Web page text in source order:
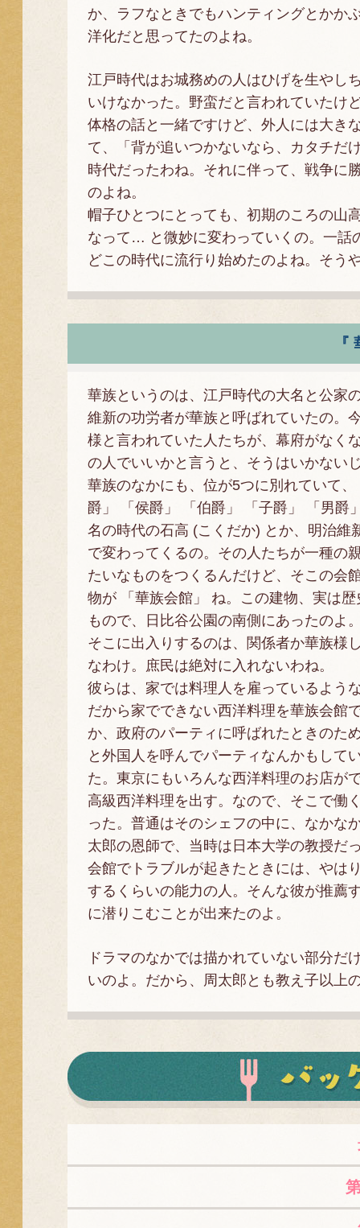
か、ラフなときでもハンティングとかか
洋化だと思ってたのよね。
江戸時代はお城務めの人はひげを生やし
いけなかった。野蛮だと言われていたけ
体格の話と一緒ですけど、外人には大き
て、「背が追いつかないなら、カタチだ
時代だったわね。それに伴って、戦争に
のよね。
帽子ひとつにとっても、初期のころの山
なって… と微妙に変わっていくの。一話
どこの時代に流行り始めたのよね。そう
華族というのは、江戸時代の大名と公家
維新の功労者が華族と呼ばれていたの。
様と言われていた人たちが、幕府がなく
の人でいいかと言うと、そうはいかない
華族のなかにも、位が5つに別れていて、
爵」 「侯爵」 「伯爵」 「子爵」 「男爵
名の時代の石高 (こくだか) とか、明治維
で変わってくるの。その人たちが一種の
たいなものをつくるんだけど、そこの会
物が 「華族会館」 ね。この建物、実は
もので、日比谷公園の南側にあったのよ
そこに出入りするのは、関係者か華族様
なわけ。庶民は絶対に入れないわね。
彼らは、家では料理人を雇っているよう
だから家でできない西洋料理を華族会館
か、政府のパーティに呼ばれたときのた
と外国人を呼んでパーティなんかもして
た。東京にもいろんな西洋料理のお店が
高級西洋料理を出す。なので、そこで働
った。普通はそのシェフの中に、なかな
太郎の恩師で、当時は日本大学の教授だ
会館でトラブルが起きたときには、やは
するくらいの能力の人。そんな彼が推薦
に潜りこむことが出来たのよ。
ドラマのなかでは描かれていない部分だ
いのよ。だから、周太郎とも教え子以上